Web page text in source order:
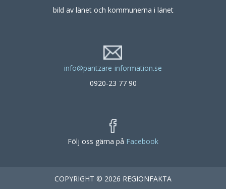
bild av länet och kommunerna i länet
info@pantzare-information.se
0920-23 77 90
Följ oss gärna på Facebook
COPYRIGHT © 2026 REGIONFAKTA